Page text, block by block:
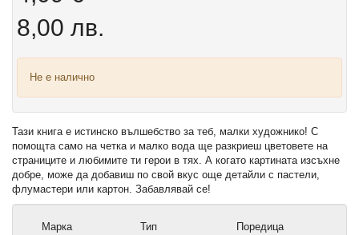
8,00 лв.
Не е налично
Тази книга е истинско вълшебство за теб, малки художнико! С
помощта само на четка и малко вода ще разкриеш цветовете на
страниците и любимите ти герои в тях. А когато картината изсъхне
добре, може да добавиш по свой вкус още детайли с пастели,
флумастери или картон. Забавлявай се!
Марка
Тип
Поредица